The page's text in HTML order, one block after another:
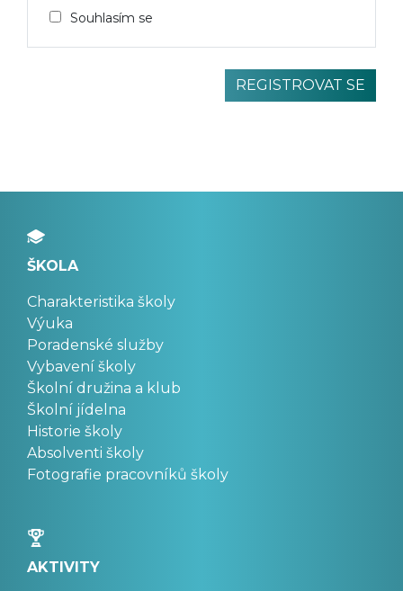
Souhlasím se
ŠKOLA
Charakteristika školy
Výuka
Poradenské služby
Vybavení školy
Školní družina a klub
Školní jídelna
Historie školy
Absolventi školy
Fotografie pracovníků školy
AKTIVITY